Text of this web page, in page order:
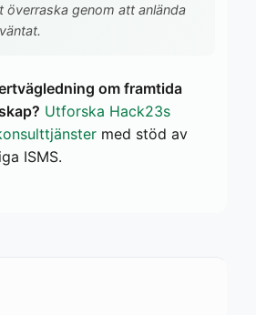
överraska genom att anlända
om framtida
Utforska Hack23s
med stöd av
ISMS.